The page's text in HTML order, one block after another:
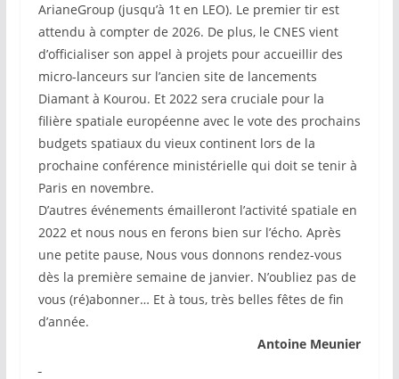
ArianeGroup (jusqu’à 1t en LEO). Le premier tir est
attendu à compter de 2026. De plus, le CNES vient
d’officialiser son appel à projets pour accueillir des
micro-lanceurs sur l’ancien site de lancements
Diamant à Kourou. Et 2022 sera cruciale pour la
filière spatiale européenne avec le vote des prochains
budgets spatiaux du vieux continent lors de la
prochaine conférence ministérielle qui doit se tenir à
Paris en novembre.
D’autres événements émailleront l’activité spatiale en
2022 et nous nous en ferons bien sur l’écho. Après
une petite pause, Nous vous donnons rendez-vous
dès la première semaine de janvier. N’oubliez pas de
vous (ré)abonner… Et à tous, très belles fêtes de fin
d’année.
Antoine Meunier